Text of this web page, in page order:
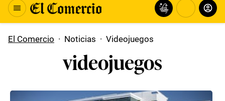
El Comercio · Noticias · Videojuegos
videojuegos